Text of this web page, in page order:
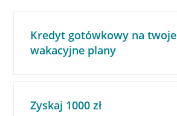
Kredyt gotówkowy na twoje
wakacyjne plany
Zyskaj 1000 zł